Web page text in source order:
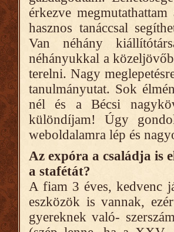
érkezve
hasznos tanáccsal
Van néhány
néhányukkal a
terelni. Nagy
tanulmányutat. Sok
nél és a Bécsi
különdíjam! Úgy
weboldalamra lép és
Az expóra a családja is
a stafétát?
A fiam 3 éves, kedvenc
eszközök is vannak,
gyereknek való-